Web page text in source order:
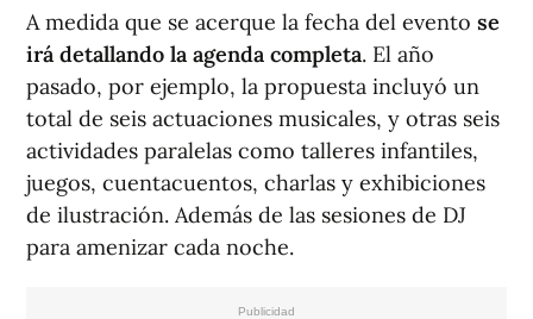
A medida que se acerque la fecha del evento se
irá detallando la agenda completa. El año
pasado, por ejemplo, la propuesta incluyó un
total de seis actuaciones musicales, y otras seis
actividades paralelas como talleres infantiles,
juegos, cuentacuentos, charlas y exhibiciones
de ilustración. Además de las sesiones de DJ
para amenizar cada noche.